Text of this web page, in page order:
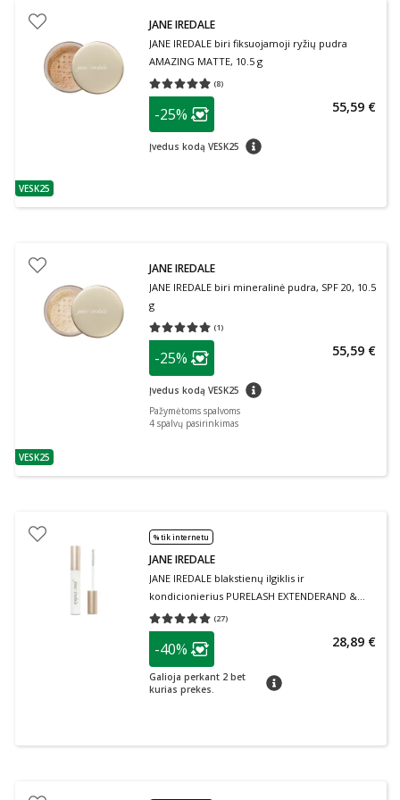
patarimas
VESK25
JANE IREDALE
JANE IREDALE biri fiksuojamoji ryžių pudra
AMAZING MATTE, 10.5 g
(8)
Vidutinis įvertinimas 4.88
patarimas
Lojalumo klubo narių nuolaida
-25%
Įvedus kodą VESK25 patarimas
55,59 €
patarimas
VESK25
JANE IREDALE
JANE IREDALE biri mineralinė pudra, SPF 20, 10.5
g
(1)
Vidutinis įvertinimas 5.00
patarimas
Lojalumo klubo narių nuolaida
-25%
Įvedus kodą VESK25 patarimas
55,59 €
Pažymėtoms spalvoms
4 spalvų pasirinkimas
% tik internetu
JANE IREDALE
JANE IREDALE blakstienų ilgiklis ir
kondicionierius PURELASH EXTENDERAND &
CONDITIONER, 9 g
(27)
Vidutinis įvertinimas 5.00
patarimas
Lojalumo klubo narių nuolaida
-40%
Galioja perkant 2 bet
kurias prekes.
patarimas
28,89 €